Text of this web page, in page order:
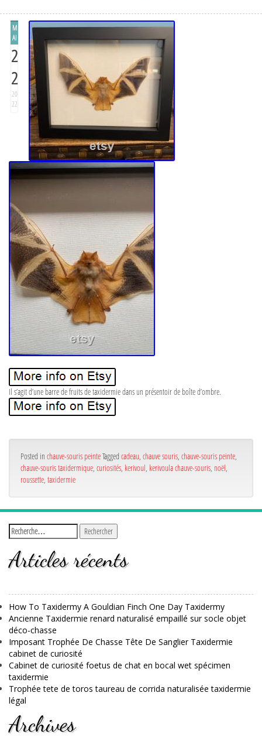
M
AI
2
2
20
22
Il s’agit d’une barre de fruits de taxidermie dans un présentoir de boîte d’ombre.
Posted in chauve-souris peinteTagged cadeau chauve souris chauve-souris peinte
chauve-souris taxidermique curiosités kerivoul kerivoula chauve-souris noël
roussette taxidermie
Articles récents
How To Taxidermy A Gouldian Finch One Day Taxidermy
Ancienne Taxidermie renard naturalisé empaillé sur socle objet
déco-chasse
Imposant Trophée De Chasse Tête De Sanglier Taxidermie
cabinet de curiosité
Cabinet de curiosité foetus de chat en bocal wet spécimen
taxidermie
Trophée tete de toros taureau de corrida naturalisée taxidermie
légal
Archives